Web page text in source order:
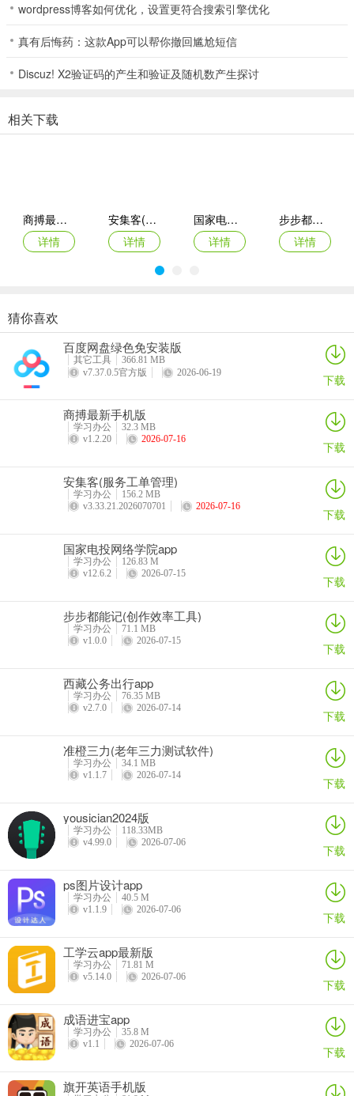
v4.8.0版本
1.增加了直播带货功能
wordpress博客如何优化，设置更符合搜索引擎优化
真有后悔药：这款App可以帮你撤回尴尬短信
Discuz! X2验证码的产生和验证及随机数产生探讨
相关下载
商搏最新手机版
详情
安集客(服务工单管理)
详情
国家电投网络学院app
详情
步步都能记(创作效率工具)
详情
西藏公务出行app
详情
准橙三力(老年三力测试软件)
详情
绿联私有云官方版
智能廊下莲湘客户端
猜你喜欢
百度网盘绿色免安装版
其它工具
366.81 MB
v7.37.0.5官方版
2026-06-19 下载
商搏最新手机版
学习办公
32.3 MB
v1.2.20
2026-07-16 下载
安集客(服务工单管理)
学习办公
156.2 MB
v3.33.21.2026070701
2026-07-16 下载
国家电投网络学院app
学习办公
126.83 M
v12.6.2
2026-07-15 下载
步步都能记(创作效率工具)
学习办公
71.1 MB
v1.0.0
2026-07-15 下载
西藏公务出行app
学习办公
76.35 MB
v2.7.0
2026-07-14 下载
准橙三力(老年三力测试软件)
学习办公
34.1 MB
v1.1.7
2026-07-14 下载
yousician2024版
学习办公
118.33MB
v4.99.0
2026-07-06 下载
ps图片设计app
学习办公
40.5 M
v1.1.9
2026-07-06 下载
工学云app最新版
学习办公
71.81 M
v5.14.0
2026-07-06 下载
成语进宝app
学习办公
35.8 M
v1.1
2026-07-06 下载
旗开英语手机版